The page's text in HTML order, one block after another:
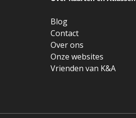
Blog
Contact
Over ons
Onze websites
Vrienden van K&A